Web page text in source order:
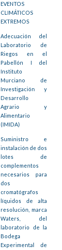
EVENTOS
CLIMÁTICOS
EXTREMOS
Adecuación del
Laboratorio de
Riegos en el
Pabellón I del
Instituto
Murciano de
Investigación y
Desarrollo
Agrario y
Alimentario
(IMIDA)
Suministro e
instalación de dos
lotes de
complementos
necesarios para
dos
cromatógrafos
líquidos de alta
resolución, marca
Waters, del
laboratorio de la
Bodega
Experimental de